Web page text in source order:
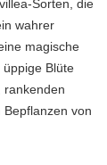
Sorten, die
wahrer
magische
Blüte
rankenden
von